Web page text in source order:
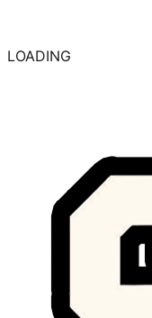
LOADING